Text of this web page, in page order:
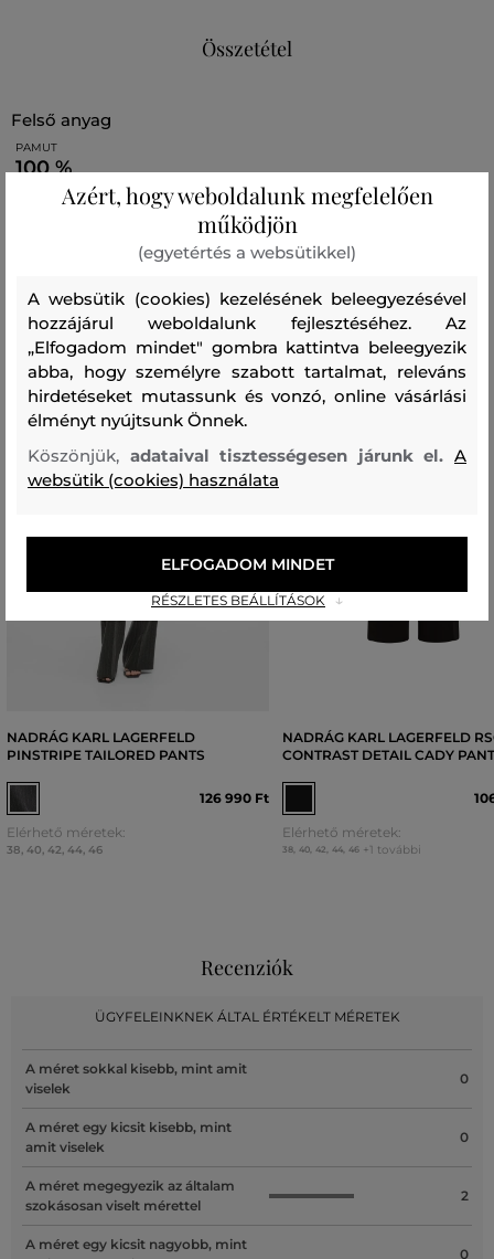
Összetétel
felső anyag
PAMUT
100 %
Ajánlott termékek
NADRÁG KARL LAGERFELD
PINSTRIPE TAILORED PANTS
126 990 Ft
Elérhető méretek:
38, 40, 42, 44, 46
NADRÁG KARL LAGERFELD
CONTRAST DETAIL CADY
Elérhető méretek:
38, 40, 42, 44, 46 +1 további
Recenziók
ÜGYFELEINKNEK ÁLTAL ÉRTÉKELT MÉRETEK
A méret sokkal kisebb, mint amit
viselek
0
A méret egy kicsit kisebb, mint
amit viselek
0
A méret megegyezik az általam
szokásosan viselt mérettel
2
A méret egy kicsit nagyobb, mint
0
Azért, hogy weboldalunk megfelelően
működjön
(egyetértés a websütikkel)
A websütik (cookies) kezelésének beleegyezésével
hozzájárul weboldalunk fejlesztéséhez. Az
„Elfogadom mindet" gombra kattintva beleegyezik
abba, hogy személyre szabott tartalmat, releváns
hirdetéseket mutassunk és vonzó, online vásárlási
élményt nyújtsunk Önnek.
Köszönjük, adataival tisztességesen járunk el.A
websütik (cookies) használata
RÉSZLETES BEÁLLÍTÁSOK
ELFOGADOM MINDET